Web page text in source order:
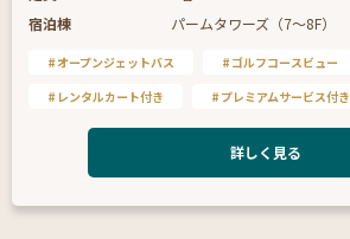
宿泊棟
パームタワーズ（7〜8F）
オープンジェットバス ゴルフコースビュー
レンタルカート付き
プレミアムサービス付き
詳しく見る